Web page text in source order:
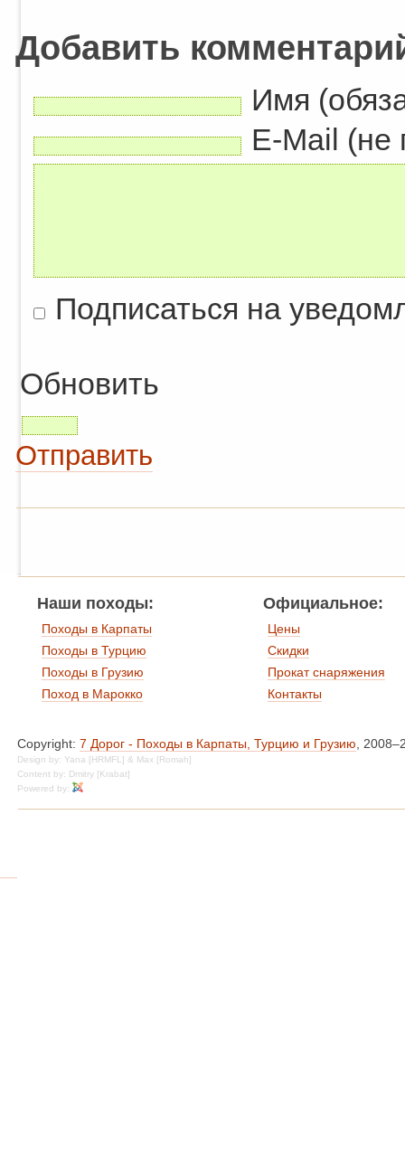
Добавить
Имя
E-Mail (не
Подписаться на
Обновить
Отправить
Наши походы:
Походы в Карпаты
Походы в Турцию
Походы в Грузию
Поход в Марокко
Официальное:
Цены
Скидки
Прокат снаряжения
Контакты
Copyright: 7 Дорог - Походы в Карпаты, Турцию и Грузию,
Design by: Yana [HRMFL] & Max [Romah]
Content by: Dmitry [Krabat]
Powered by: